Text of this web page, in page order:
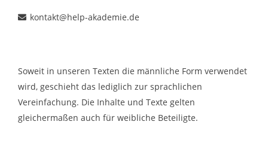
kontakt@help-akademie.de
Soweit in unseren Texten die männliche Form verwendet
wird, geschieht das lediglich zur sprachlichen
Vereinfachung. Die Inhalte und Texte gelten
gleichermaßen auch für weibliche Beteiligte.